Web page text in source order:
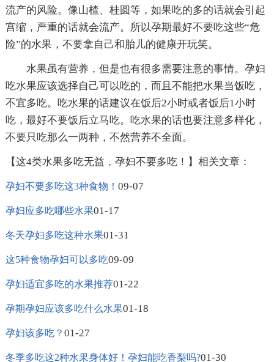
流产的风险。像山楂、桂圆等，如果吃的多的话就会引起
宫缩，严重的话就会流产。所以孕期最好不要吃这些“危
险”的水果，不要拿自己和胎儿的健康开玩笑。
水果虽有营养，但是也有很多需要注意的事情。孕妇
吃水果应该选择自己可以吃的，而且不能把水果当饭吃，
不宜多吃。吃水果的话建议在饭后2小时或者饭后1小时
吃，最好不要饭后立马吃。吃水果的话也要注意多样化，
不要只吃那么一两种，不然营养不全面。
【这4类水果多吃无益，孕妇不要多吃！】相关文章：
孕妇不要多吃这3种食物！ 09-07
孕妇应多吃哪些水果01-17
冬天孕妇多吃这种水果01-31
这5种食物孕妇可以多吃09-09
孕妇适宜多吃的水果推荐01-22
孕期孕妇应该多吃什么水果01-18
孕妇该多吃？ 01-27
冬季多吃这2种水果身体好！孕妇能吃香梨吗?01-30